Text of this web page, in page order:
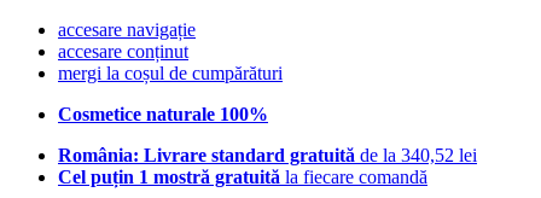
accesare navigație
accesare conținut
mergi la coșul de cumpărături
Cosmetice naturale 100%
România: Livrare standard gratuită de la 340,52 lei
Cel puțin 1 mostră gratuită la fiecare comandă